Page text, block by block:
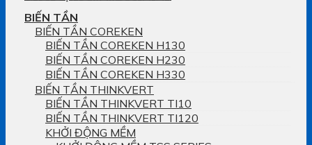
BIẾN TẦN
BIẾN TẦN COREKEN
BIẾN TẦN COREKEN H130
BIẾN TẦN COREKEN H230
BIẾN TẦN COREKEN H330
BIẾN TẦN THINKVERT
BIẾN TẦN THINKVERT TI10
BIẾN TẦN THINKVERT TI120
KHỞI ĐỘNG MỀM